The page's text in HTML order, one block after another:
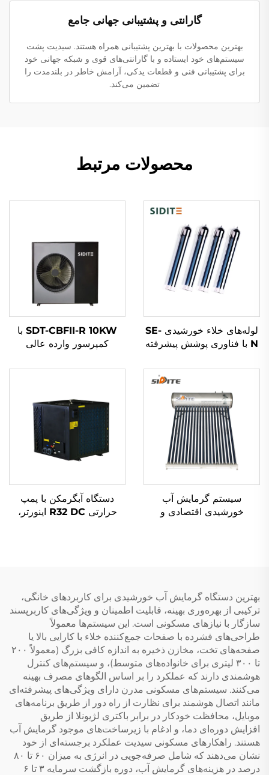
گارانتی و پشتیبانی جهانی جامع
بهترین محصولات با بهترین پشتیبانی همراه هستند. سیدیت پشت
سیستم‌های خود ایستاده و با گارانتی‌های قوی و شبکه جهانی خود
برای پشتیبانی فنی و قطعات یدکی، آرامش خاطر در بلندمدت را
تضمین می‌کند.
محصولات مرتبط
لوله‌های خلاء خورشیدی SE-
N با فناوری پوشش پیشرفته
حرارت با بهره‌وری بالا مؤلفه
اصلی دستگاه‌های گرم‌آب
SDT-CBFII-R 10KW با
کمپرسور وارده عالی
دوست دلیر محیط زیست
سیستم گرمایش آب
خورشیدی اقتصادی و
دستگاه آبگرمکن با پمپ
حرارتی R32 DC اینورتر،
بهترین دستگاه گرمایش آب خورشیدی برای کاربردهای خانگی،
ترکیبی از بهره‌وری بهینه، قابلیت اطمینان و ویژگی‌های کاربرپسند
سازگار با نیازهای مسکونی است. این سیستم‌ها معمولاً
طراحی‌های فشرده با صفحات جمع‌کننده خلاء با کارایی بالا یا
صفحه‌های تخت، مخازن ذخیره به اندازه کافی بزرگ (معمولاً ۲۰۰
تا ۳۰۰ لیتری برای خانواده‌های متوسط)، و سیستم‌های کنترل
هوشمندی دارند که عملکرد را بر اساس الگوهای مصرف بهینه
می‌کنند. سیستم‌های مسکونی مدرن دارای ویژگی‌های پیشرفته‌ای
مانند اتصال هوشمند برای نظارت از راه دور از طریق برنامه‌های
موبایل، محافظت خودکار در برابر باکتری لژیونلا از طریق
افزایش دوره‌ای دما، و ادغام با زیرساخت‌های موجود گرمایش آب
هستند. راهکارهای مسکونی سیدیت عملکرد برجسته‌ای از خود
نشان می‌دهند که شامل صرفه‌جویی در انرژی به میزان ۶۰ تا ۸۰
درصد در هزینه‌های گرمایش آب، دوره بازگشت سرمایه ۳ تا ۶